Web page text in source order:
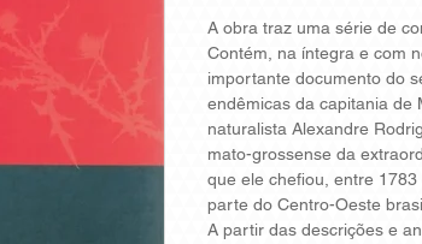
A obra traz uma série de
Contém, na í­ntegra e com
importante documento do
endêmicas da capitania de
naturalista Alexandre
mato-grossense da
que ele chefiou, entre
parte do Centro-Oeste
A partir das descrições e